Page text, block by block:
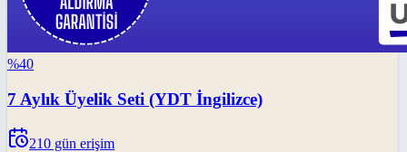
%40
7 Aylık Üyelik Seti (YDT İngilizce)
210 gün erişim